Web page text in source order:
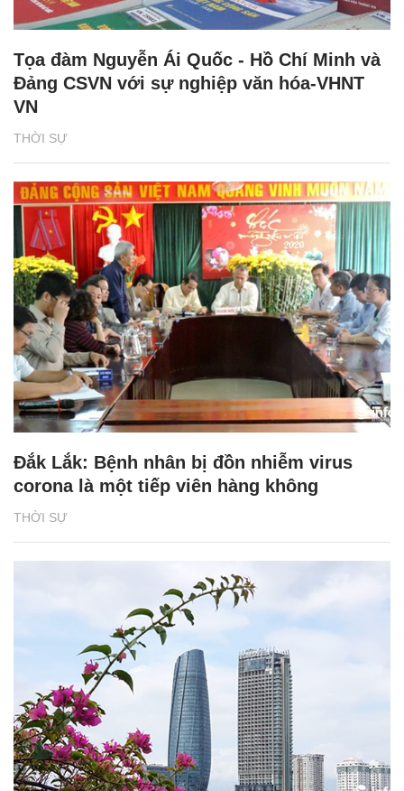
THỜI SỰ
Tọa đàm Nguyễn Ái Quốc - Hồ Chí Minh và
Đảng CSVN với sự nghiệp văn hóa-VHNT
VN
THỜI SỰ
Đắk Lắk: Bệnh nhân bị đồn nhiễm virus
corona là một tiếp viên hàng không